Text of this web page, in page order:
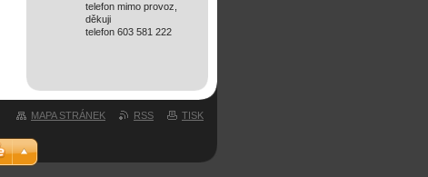
telefon mimo provoz,
děkuji
telefon 603 581 222
MAPA STRÁNEK RSS TISK